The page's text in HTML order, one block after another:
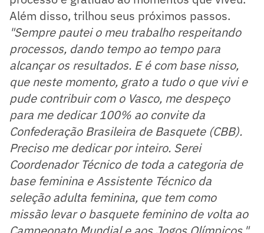
Além disso, trilhou seus próximos passos.
"Sempre pautei o meu trabalho respeitando
processos, dando tempo ao tempo para
alcançar os resultados. E é com base nisso,
que neste momento, grato a tudo o que vivi e
pude contribuir com o Vasco, me despeço
para me dedicar 100% ao convite da
Confederação Brasileira de Basquete (CBB).
Preciso me dedicar por inteiro. Serei
Coordenador Técnico de toda a categoria de
base feminina e Assistente Técnico da
seleção adulta feminina, que tem como
missão levar o basquete feminino de volta ao